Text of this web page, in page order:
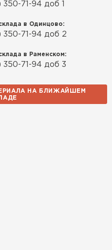
71-94 доб 1
в Одинцово:
350-71-94 доб 2
в Раменском:
350-71-94 доб 3
НА БЛИЖАЙШЕМ